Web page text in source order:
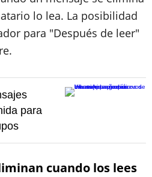
lo lea. La posibilidad
para "Después de leer"
para
cuando los lees